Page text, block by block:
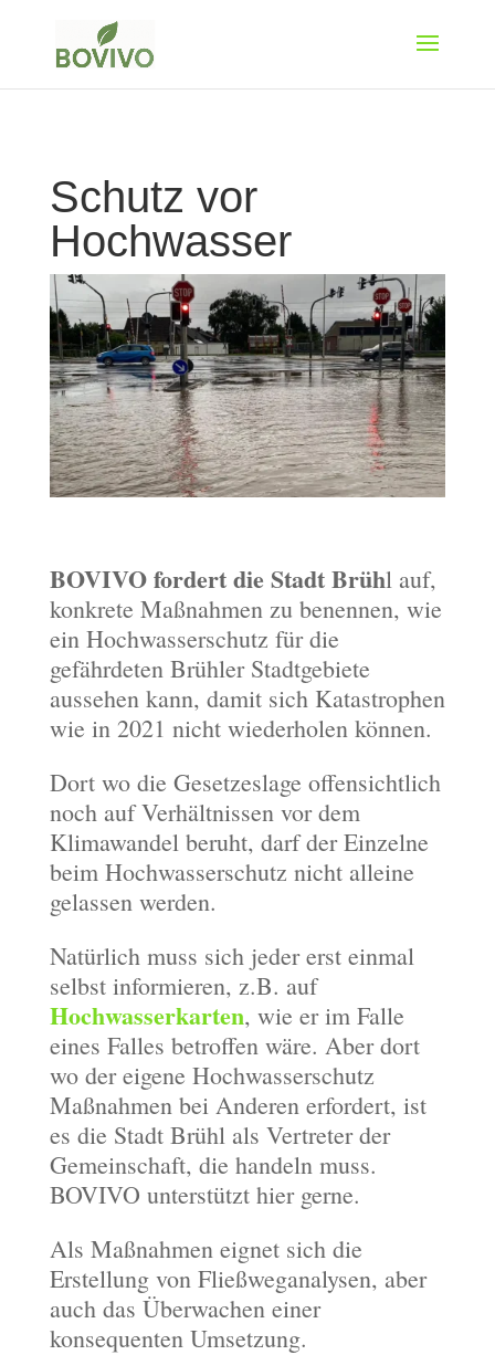
Schutz vor
Hochwasser
BOVIVO fordert die Stadt Brühl auf,
konkrete Maßnahmen zu benennen, wie
ein Hochwasserschutz für die
gefährdeten Brühler Stadtgebiete
aussehen kann, damit sich Katastrophen
wie in 2021 nicht wiederholen können.
Dort wo die Gesetzeslage offensichtlich
noch auf Verhältnissen vor dem
Klimawandel beruht, darf der Einzelne
beim Hochwasserschutz nicht alleine
gelassen werden.
Natürlich muss sich jeder erst einmal
selbst informieren, z.B. auf
Hochwasserkarten, wie er im Falle
eines Falles betroffen wäre. Aber dort
wo der eigene Hochwasserschutz
Maßnahmen bei Anderen erfordert, ist
es die Stadt Brühl als Vertreter der
Gemeinschaft, die handeln muss.
BOVIVO unterstützt hier gerne.
Als Maßnahmen eignet sich die
Erstellung von Fließweganalysen, aber
auch das Überwachen einer
konsequenten Umsetzung.